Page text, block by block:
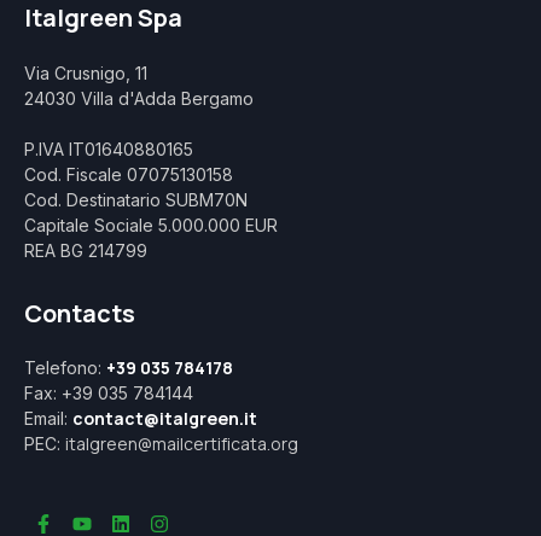
Italgreen Spa
Via Crusnigo, 11
24030 Villa d'Adda Bergamo
P.IVA IT01640880165
Cod. Fiscale 07075130158
Cod. Destinatario SUBM70N
Capitale Sociale 5.000.000 EUR
REA BG 214799
Contacts
Telefono: +39 035 784178
Fax: +39 035 784144
Email: contact@italgreen.it
PEC: italgreen@mailcertificata.org